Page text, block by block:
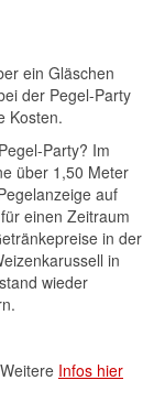
ein Gläschen
der Pegel-Party
Kosten.
Party? Im
über 1,50 Meter
auf
einen Zeitraum
in der
in
wieder
Infos hier